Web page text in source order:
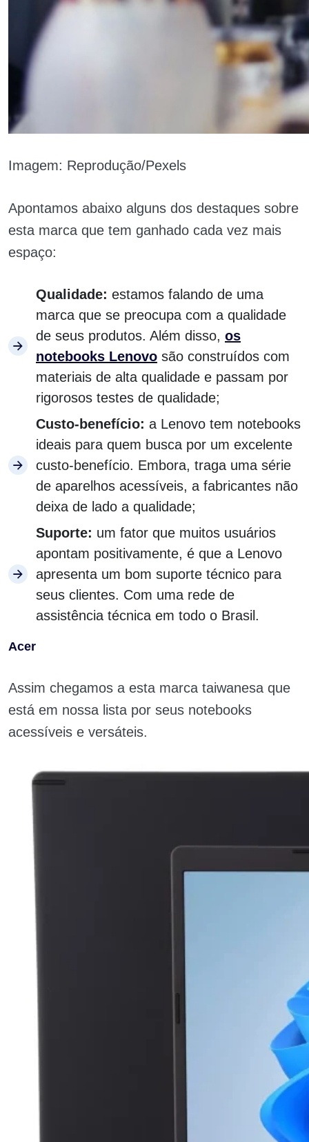
Imagem: Reprodução/Pexels
Apontamos abaixo alguns dos destaques sobre
esta marca que tem ganhado cada vez mais
espaço:
Qualidade: estamos falando de uma
marca que se preocupa com a qualidade
de seus produtos. Além disso, os
notebooks Lenovo são construídos com
materiais de alta qualidade e passam por
rigorosos testes de qualidade;
Custo-benefício: a Lenovo tem notebooks
ideais para quem busca por um excelente
custo-benefício. Embora, traga uma série
de aparelhos acessíveis, a fabricantes não
deixa de lado a qualidade;
Suporte: um fator que muitos usuários
apontam positivamente, é que a Lenovo
apresenta um bom suporte técnico para
seus clientes. Com uma rede de
assistência técnica em todo o Brasil.
Acer
Assim chegamos a esta marca taiwanesa que
está em nossa lista por seus notebooks
acessíveis e versáteis.